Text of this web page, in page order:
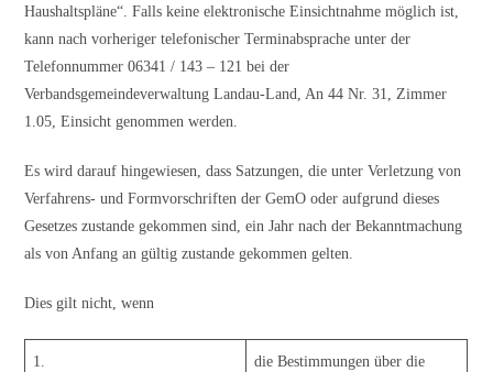
Haushaltspläne“. Falls keine elektronische Einsichtnahme möglich ist,
kann nach vorheriger telefonischer Terminabsprache unter der
Telefonnummer 06341 / 143 – 121 bei der
Verbandsgemeindeverwaltung Landau-Land, An 44 Nr. 31, Zimmer
1.05, Einsicht genommen werden.
Es wird darauf hingewiesen, dass Satzungen, die unter Verletzung von
Verfahrens- und Formvorschriften der GemO oder aufgrund dieses
Gesetzes zustande gekommen sind, ein Jahr nach der Bekanntmachung
als von Anfang an gültig zustande gekommen gelten.
Dies gilt nicht, wenn
1.
die Bestimmungen über die